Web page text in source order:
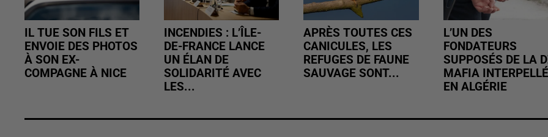
IL TUE SON FILS ET
ENVOIE DES PHOTOS
À SON EX-
COMPAGNE À NICE
INCENDIES : L’ÎLE-
DE-FRANCE LANCE
UN ÉLAN DE
SOLIDARITÉ AVEC
LES...
APRÈS TOUTES CES
CANICULES, LES
REFUGES DE FAUNE
SAUVAGE SONT...
L’UN DES
FONDATEURS
SUPPOSÉS DE LA
MAFIA INTERPELLÉ
EN ALGÉRIE